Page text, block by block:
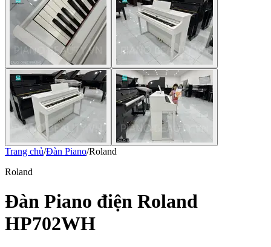
Trang chủ/Đàn Piano/Roland
Roland
Đàn Piano điện Roland
HP702WH